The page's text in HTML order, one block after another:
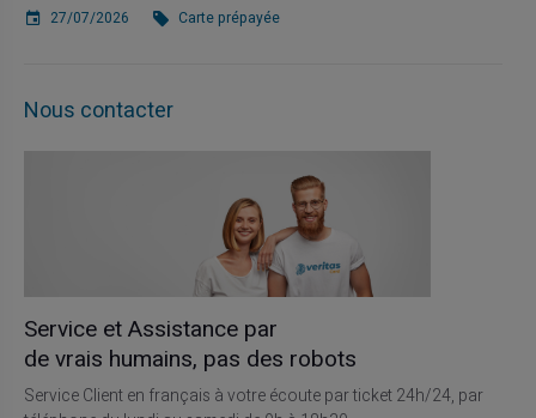
27/07/2026 Carte prépayée
Nous contacter
Service et Assistance par
de vrais humains, pas des robots
Service Client en français à votre écoute par ticket 24h/24, par